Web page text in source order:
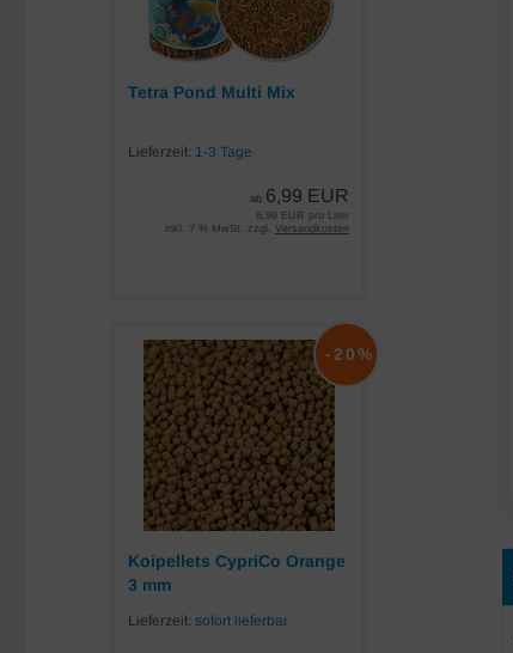
Tetra Pond Multi Mix
Lieferzeit: 1-3 Tage
ab 6,99 EUR
6,99 EUR pro Liter
inkl. 7 % MwSt. zzgl. Versandkosten
Koipellets CypriCo Orange
3 mm
Lieferzeit:sofort lieferbar
-20%